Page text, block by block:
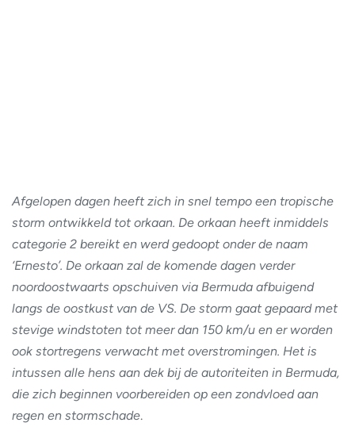
Afgelopen dagen heeft zich in snel tempo een tropische
storm ontwikkeld tot orkaan. De orkaan heeft inmiddels
categorie 2 bereikt en werd gedoopt onder de naam
‘Ernesto’. De orkaan zal de komende dagen verder
noordoostwaarts opschuiven via Bermuda afbuigend
langs de oostkust van de VS. De storm gaat gepaard met
stevige windstoten tot meer dan 150 km/u en er worden
ook stortregens verwacht met overstromingen. Het is
intussen alle hens aan dek bij de autoriteiten in Bermuda,
die zich beginnen voorbereiden op een zondvloed aan
regen en stormschade.